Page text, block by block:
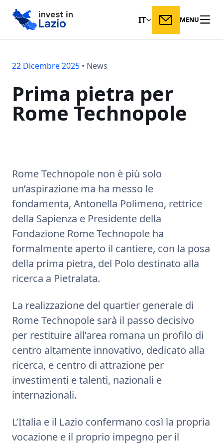
IT MENU
22 Dicembre 2025 • News
Prima pietra per
Rome Technopole
Rome Technopole non è più solo
un’aspirazione ma ha messo le
fondamenta, Antonella Polimeno, rettrice
della Sapienza e Presidente della
Fondazione Rome Technopole ha
formalmente aperto il cantiere, con la posa
della prima pietra, del Polo destinato alla
ricerca a Pietralata.
La realizzazione del quartier generale di
Rome Technopole sarà il passo decisivo
per restituire all’area romana un profilo di
centro altamente innovativo, dedicato alla
ricerca, e centro di attrazione per
investimenti e talenti, nazionali e
internazionali.
L’Italia e il Lazio confermano così la propria
vocazione e il proprio impegno per il